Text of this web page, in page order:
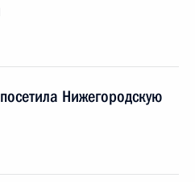
Нижегородскую